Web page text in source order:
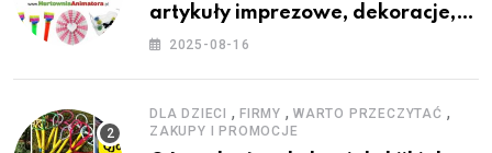
artykuły imprezowe, dekoracje,
stroje i akcesoria dla animatorów
2025-08-16
DLA DZIECI , FIRMY , WARTO PRZECZYTAĆ ,
ZAKUPY I PROMOCJE